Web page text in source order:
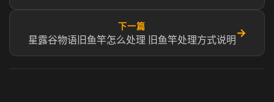
下一篇
星露谷物语旧鱼竿怎么处理 旧鱼竿处理方式说明
→